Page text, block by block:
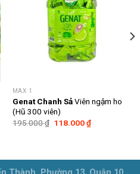
MAX 1
Genat Chanh SảViên ngậm ho
(Hũ 300 viên)
195.000₫ Giá
118.000₫Giá
hiện